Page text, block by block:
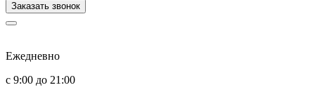
Заказать звонок
Ежедневно
с 9:00 до 21:00